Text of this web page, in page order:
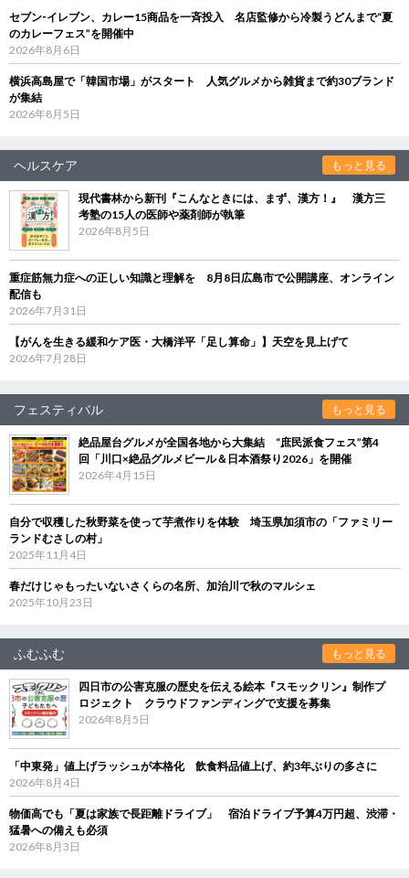
セブン‐イレブン、カレー15商品を一斉投入 名店監修から冷製うどんまで“夏
のカレーフェス”を開催中
2026年8月6日
横浜高島屋で「韓国市場」がスタート 人気グルメから雑貨まで約30ブランド
が集結
2026年8月5日
ヘルスケア もっと見る
現代書林から新刊『こんなときには、まず、漢方！』 漢方三
考塾の15人の医師や薬剤師が執筆
2026年8月5日
重症筋無力症への正しい知識と理解を 8月8日広島市で公開講座、オンライン
配信も
2026年7月31日
【がんを生きる緩和ケア医・大橋洋平「足し算命」】天空を見上げて
2026年7月28日
フェスティバル もっと見る
絶品屋台グルメが全国各地から大集結 “庶民派食フェス”第4
回「川口×絶品グルメビール＆日本酒祭り2026」を開催
2026年4月15日
自分で収穫した秋野菜を使って芋煮作りを体験 埼玉県加須市の「ファミリー
ランドむさしの村」
2025年11月4日
春だけじゃもったいないさくらの名所、加治川で秋のマルシェ
2025年10月23日
ふむふむ もっと見る
四日市の公害克服の歴史を伝える絵本『スモックリン』制作プ
ロジェクト クラウドファンディングで支援を募集
2026年8月5日
「中東発」値上げラッシュが本格化 飲食料品値上げ、約3年ぶりの多さに
2026年8月4日
物価高でも「夏は家族で長距離ドライブ」 宿泊ドライブ予算4万円超、渋滞・
猛暑への備えも必須
2026年8月3日